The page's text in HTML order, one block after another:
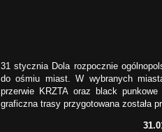
31 stycznia Dola rozpocznie
do ośmiu miast. W wybranych
przerwie KRZTA oraz black
graficzna trasy przygotowana została